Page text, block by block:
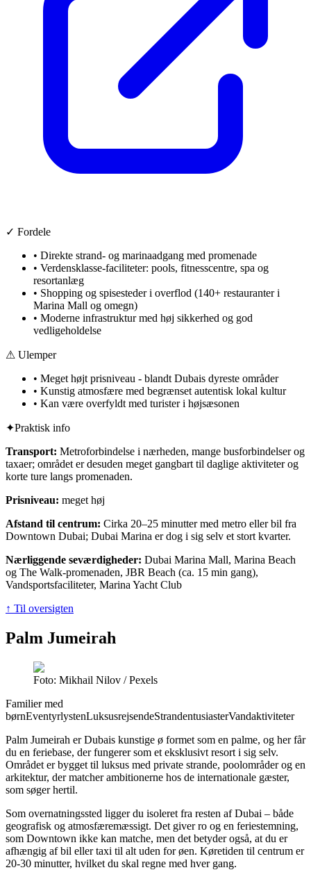
✓ Fordele
• Direkte strand- og marinaadgang med promenade
• Verdensklasse-faciliteter: pools, fitnesscentre, spa og
resortanlæg
• Shopping og spisesteder i overflod (140+ restauranter i
Marina Mall og omegn)
• Moderne infrastruktur med høj sikkerhed og god
vedligeholdelse
⚠ Ulemper
• Meget højt prisniveau - blandt Dubais dyreste områder
• Kunstig atmosfære med begrænset autentisk lokal kultur
• Kan være overfyldt med turister i højsæsonen
✦Praktisk info
Transport: Metroforbindelse i nærheden, mange busforbindelser og
taxaer; området er desuden meget gangbart til daglige aktiviteter og
korte ture langs promenaden.
Prisniveau: meget høj
Afstand til centrum: Cirka 20–25 minutter med metro eller bil fra
Downtown Dubai; Dubai Marina er dog i sig selv et stort kvarter.
Nærliggende seværdigheder: Dubai Marina Mall, Marina Beach
og The Walk-promenaden, JBR Beach (ca. 15 min gang),
Vandsportsfaciliteter, Marina Yacht Club
↑ Til oversigten
Palm Jumeirah
Foto: Mikhail Nilov / Pexels
Familier med
børnEventyrlystenLuksusrejsendeStrandentusiasterVandaktiviteter
Palm Jumeirah er Dubais kunstige ø formet som en palme, og her får
du en feriebase, der fungerer som et eksklusivt resort i sig selv.
Området er bygget til luksus med private strande, poolområder og en
arkitektur, der matcher ambitionerne hos de internationale gæster,
som søger hertil.
Som overnatningssted ligger du isoleret fra resten af Dubai – både
geografisk og atmosfæremæssigt. Det giver ro og en feriestemning,
som Downtown ikke kan matche, men det betyder også, at du er
afhængig af bil eller taxi til alt uden for øen. Køretiden til centrum er
20-30 minutter, hvilket du skal regne med hver gang.